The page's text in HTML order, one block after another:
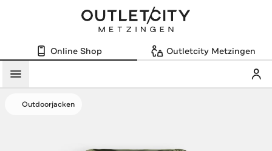
Online Shop Outletcity Metzingen
Menü
Outdoorjacken